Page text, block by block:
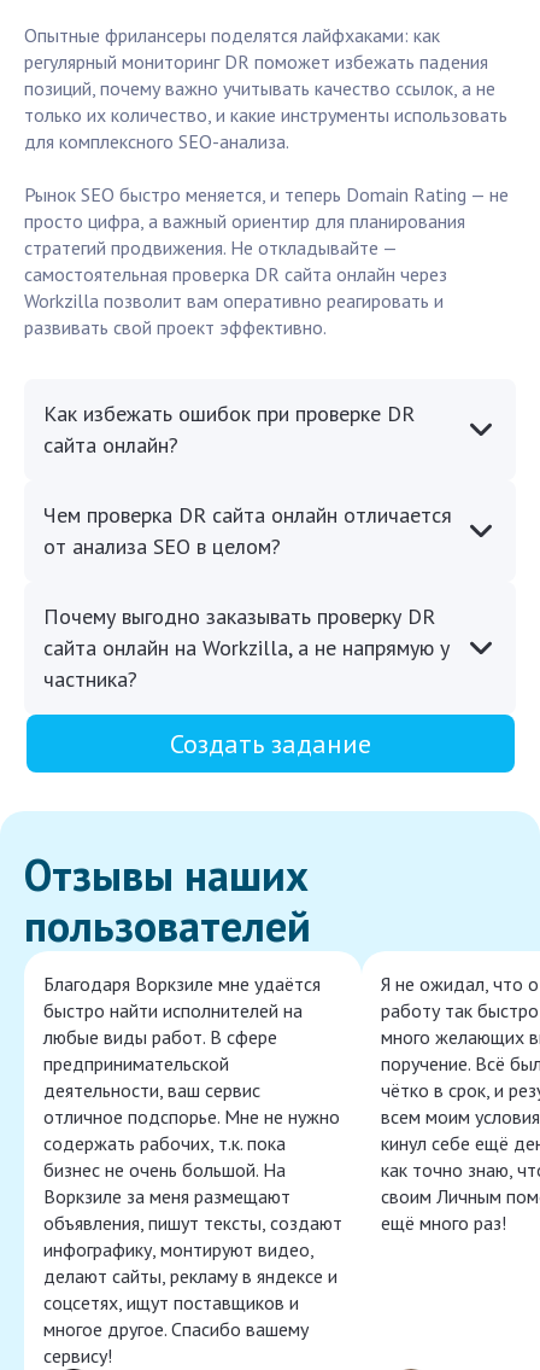
Опытные фрилансеры поделятся лайфхаками: как
регулярный мониторинг DR поможет избежать падения
позиций, почему важно учитывать качество ссылок, а не
только их количество, и какие инструменты использовать
для комплексного SEO-анализа.
Рынок SEO быстро меняется, и теперь Domain Rating — не
просто цифра, а важный ориентир для планирования
стратегий продвижения. Не откладывайте —
самостоятельная проверка DR сайта онлайн через
Workzilla позволит вам оперативно реагировать и
развивать свой проект эффективно.
Как избежать ошибок при проверке DR
сайта онлайн?
Чем проверка DR сайта онлайн отличается
от анализа SEO в целом?
Почему выгодно заказывать проверку DR
сайта онлайн на Workzilla, а не напрямую у
частника?
Создать задание
Отзывы наших
пользователей
Благодаря Воркзиле мне удаётся
быстро найти исполнителей на
любые виды работ. В сфере
предпринимательской
деятельности, ваш сервис
отличное подспорье. Мне не нужно
содержать рабочих, т.к. пока
бизнес не очень большой. На
Воркзиле за меня размещают
объявления, пишут тексты, создают
инфографику, монтируют видео,
делают сайты, рекламу в яндексе и
соцсетях, ищут поставщиков и
многое другое. Спасибо вашему
сервису!
Я не ожидал, что
работу так
много желающих
поручение. Всё
чётко в срок, и
всем моим
кинул себе ещё
как точно знаю,
своим Личным
ещё много раз!